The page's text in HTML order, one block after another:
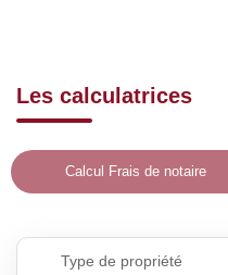
Les calculatrices
Calcul Frais de notaire